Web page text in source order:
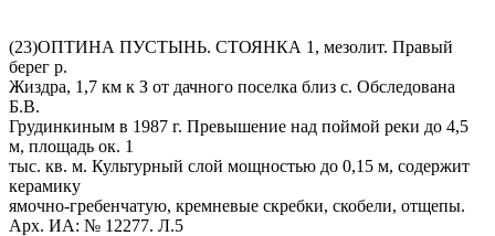
(23)ОПТИНА ПУСТЫНЬ. СТОЯНКА 1, мезолит. Правый
берег р.
Жиздра, 1,7 км к З от дачного поселка близ с. Обследована
Б.В.
Грудинкиным в 1987 г. Превышение над поймой реки до 4,5
м, площадь ок. 1
тыс. кв. м. Культурный слой мощностью до 0,15 м, содержит
керамику
ямочно-гребенчатую, кремневые скребки, скобели, отщепы.
Арх. ИА: № 12277. Л.5